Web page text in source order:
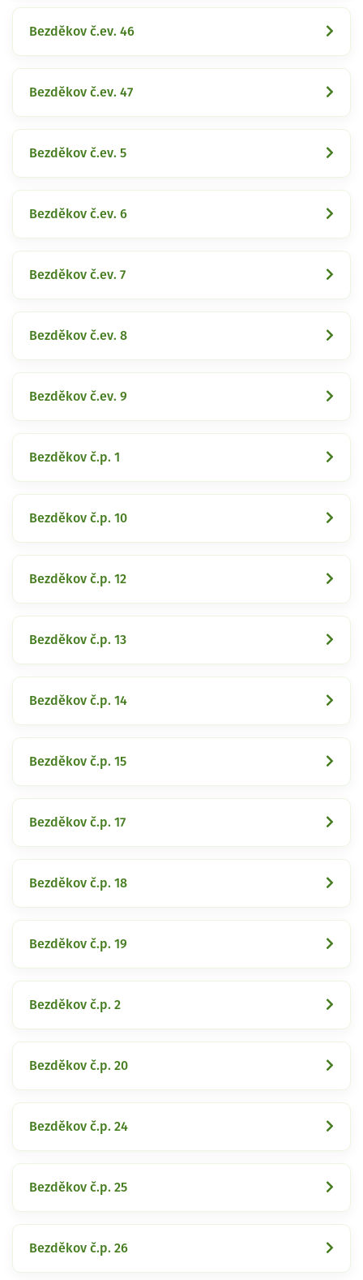
Bezděkov č.ev. 46
Bezděkov č.ev. 47
Bezděkov č.ev. 5
Bezděkov č.ev. 6
Bezděkov č.ev. 7
Bezděkov č.ev. 8
Bezděkov č.ev. 9
Bezděkov č.p. 1
Bezděkov č.p. 10
Bezděkov č.p. 12
Bezděkov č.p. 13
Bezděkov č.p. 14
Bezděkov č.p. 15
Bezděkov č.p. 17
Bezděkov č.p. 18
Bezděkov č.p. 19
Bezděkov č.p. 2
Bezděkov č.p. 20
Bezděkov č.p. 24
Bezděkov č.p. 25
Bezděkov č.p. 26